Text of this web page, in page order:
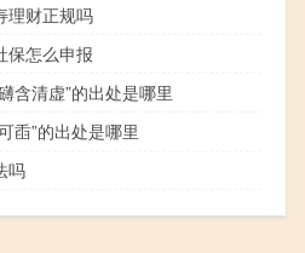
理财正规吗
保怎么申报
含清虚”的出处是哪里
臿”的出处是哪里
吗